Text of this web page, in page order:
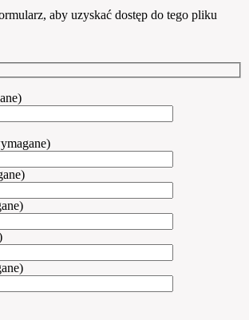
aby uzyskać dostęp do tego pliku